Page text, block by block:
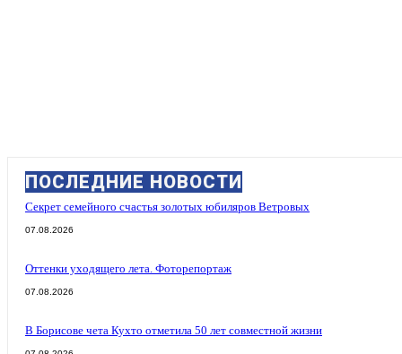
ПОСЛЕДНИЕ НОВОСТИ
Секрет семейного счастья золотых юбиляров Ветровых
07.08.2026
Оттенки уходящего лета. Фоторепортаж
07.08.2026
В Борисове чета Кухто отметила 50 лет совместной жизни